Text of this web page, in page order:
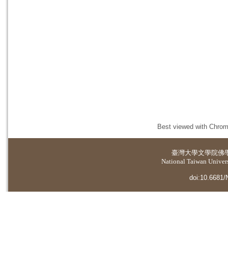
Best viewed with
臺灣大學文學院佛
National Taiwan
doi:10.6681/